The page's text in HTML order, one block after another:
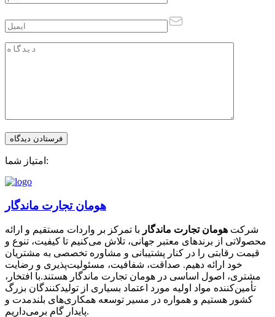
امتیاز شما:
هومان تجارت ماندگار
شرکت هومان تجارت ماندگار با تمرکز بر واردات مستقیم و ارائه
محصولاتی از برندهای معتبر جهانی، تلاش می‌کنیم تا کیفیت، تنوع و
قیمت رقابتی را در کنار پشتیبانی و مشاوره تخصصی به مشتریان
خود ارائه دهیم. صداقت، شفافیت، مسئولیت‌پذیری و رضایت
مشتری، اصول اساسی در هومان تجارت ماندگار هستند.با افتخار،
تأمین‌کننده مواد اولیه مورد اعتماد بسیاری از تولیدکنندگان بزرگ
کشور هستیم و همواره در مسیر توسعه همکاری‌های بلندمدت و
پایدار گام برمی‌داریم.